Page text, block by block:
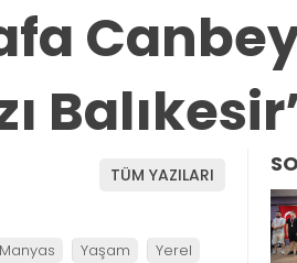
TÜM YAZILARI
Manyas Yaşam Yerel